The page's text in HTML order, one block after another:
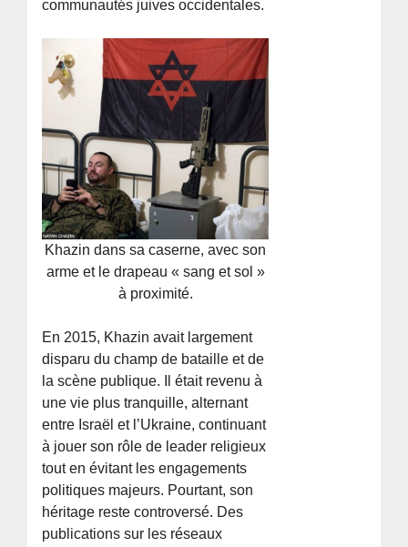
communautés juives occidentales.
Khazin dans sa caserne, avec son
arme et le drapeau « sang et sol »
à proximité.
En 2015, Khazin avait largement
disparu du champ de bataille et de
la scène publique. Il était revenu à
une vie plus tranquille, alternant
entre Israël et l’Ukraine, continuant
à jouer son rôle de leader religieux
tout en évitant les engagements
politiques majeurs. Pourtant, son
héritage reste controversé. Des
publications sur les réseaux